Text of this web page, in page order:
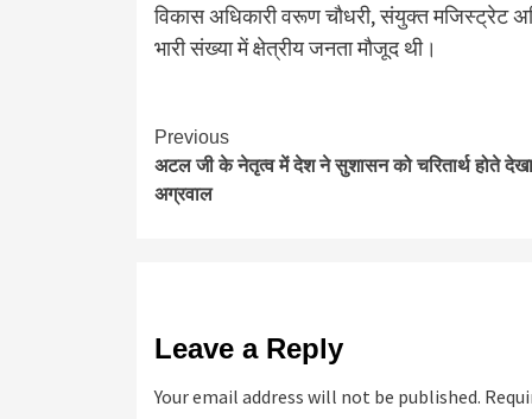
विकास अधिकारी वरूण चौधरी, संयुक्त मजिस्ट्रेट
भारी संख्या में क्षेत्रीय जनता मौजूद थी।
Continue
Reading
Previous
अटल जी के नेतृत्व में देश ने सुशासन को चरितार्थ होते
अग्रवाल
Leave a Reply
Your email address will not be published.